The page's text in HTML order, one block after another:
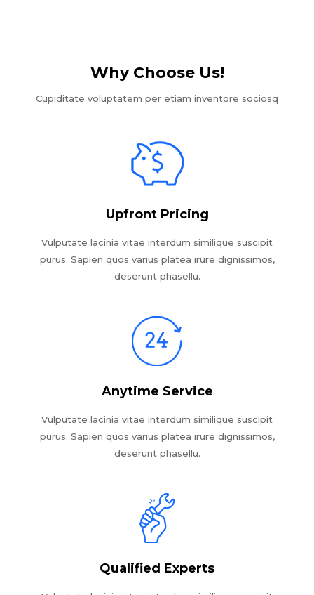
Why Choose Us!​
Cupiditate voluptatem per etiam inventore sociosq
Upfront Pricing
Vulputate lacinia vitae interdum similique suscipit
purus. Sapien quos varius platea irure dignissimos,
deserunt phasellu.
Anytime Service
Vulputate lacinia vitae interdum similique suscipit
purus. Sapien quos varius platea irure dignissimos,
deserunt phasellu.
Qualified Experts